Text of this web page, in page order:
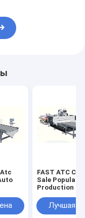
FAST ATC
Sale Popular
Production
Working
Лучшая